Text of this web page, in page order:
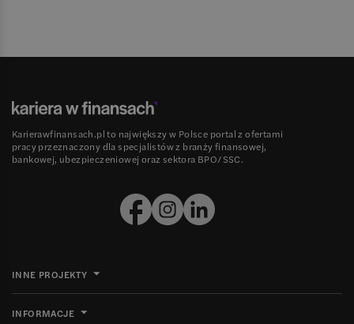
Karierawfinansach.pl to największy w Polsce portal z ofertami
pracy przeznaczony dla specjalistów z branży finansowej,
bankowej, ubezpieczeniowej oraz sektora BPO/SSC.
INNE PROJEKTY
INFORMACJE